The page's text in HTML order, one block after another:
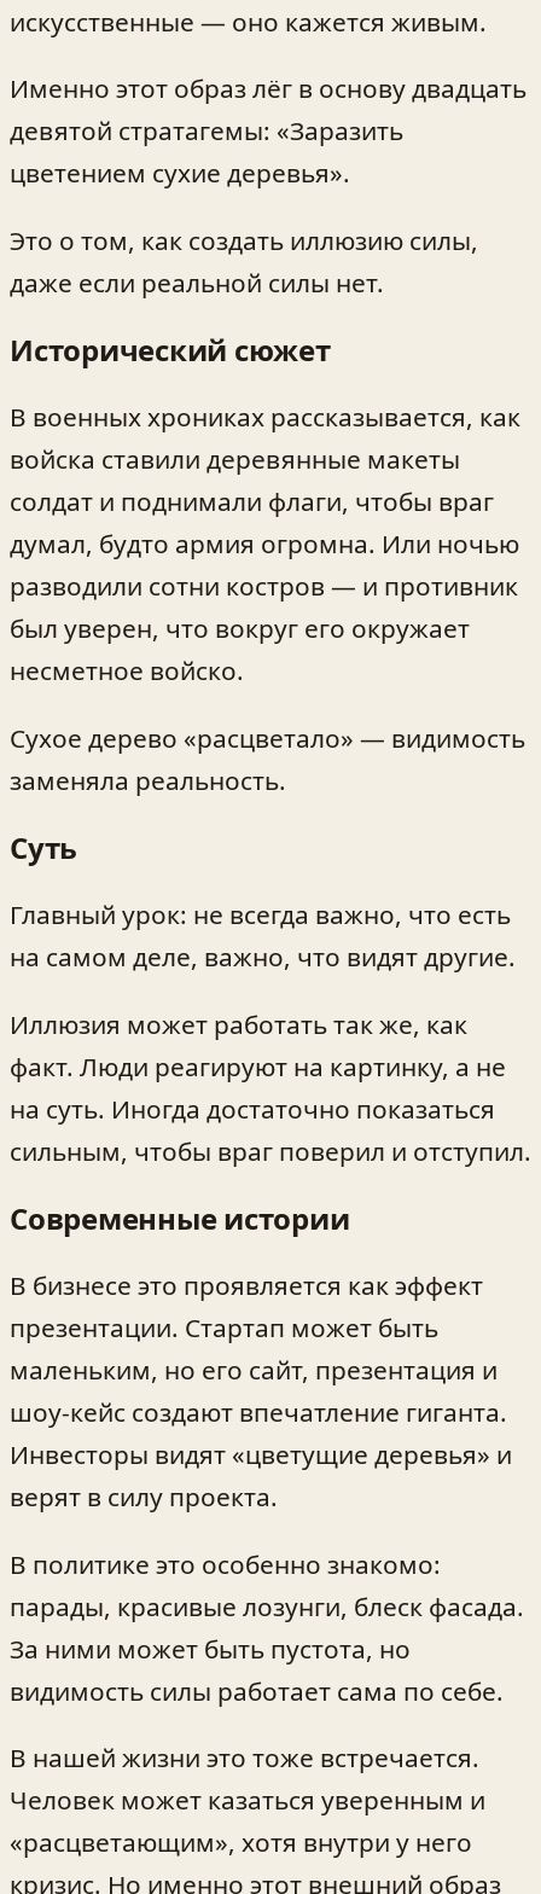
искусственные — оно кажется живым.
Именно этот образ лёг в основу двадцать
девятой стратагемы: «Заразить
цветением сухие деревья».
Это о том, как создать иллюзию силы,
даже если реальной силы нет.
Исторический сюжет
В военных хрониках рассказывается, как
войска ставили деревянные макеты
солдат и поднимали флаги, чтобы враг
думал, будто армия огромна. Или ночью
разводили сотни костров — и противник
был уверен, что вокруг его окружает
несметное войско.
Сухое дерево «расцветало» — видимость
заменяла реальность.
Суть
Главный урок: не всегда важно, что есть
на самом деле, важно, что видят другие.
Иллюзия может работать так же, как
факт. Люди реагируют на картинку, а не
на суть. Иногда достаточно показаться
сильным, чтобы враг поверил и отступил.
Современные истории
В бизнесе это проявляется как эффект
презентации. Стартап может быть
маленьким, но его сайт, презентация и
шоу-кейс создают впечатление гиганта.
Инвесторы видят «цветущие деревья» и
верят в силу проекта.
В политике это особенно знакомо:
парады, красивые лозунги, блеск фасада.
За ними может быть пустота, но
видимость силы работает сама по себе.
В нашей жизни это тоже встречается.
Человек может казаться уверенным и
«расцветающим», хотя внутри у него
кризис. Но именно этот внешний образ